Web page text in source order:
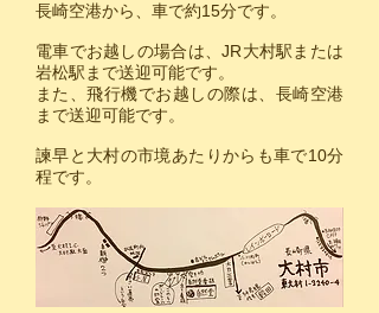
長崎空港から、車で約15分です。
電車でお越しの場合は、JR大村駅または
岩松駅まで送迎可能です。
また、飛行機でお越しの際は、長崎空港
まで送迎可能です。
諫早と大村の市境あたりからも車で10分
程です。